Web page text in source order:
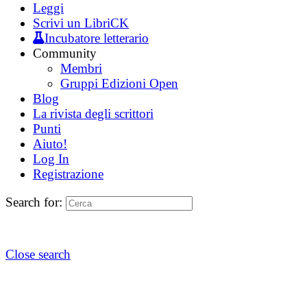
Leggi
Scrivi un LibriCK
Incubatore letterario
Community
Membri
Gruppi Edizioni Open
Blog
La rivista degli scrittori
Punti
Aiuto!
Log In
Registrazione
Search for:
Close search